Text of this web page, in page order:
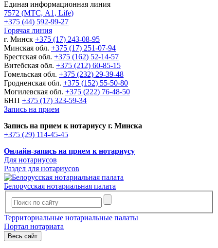
Единая информационная линия
7572 (МТС, A1, Life)
+375 (44) 592-99-27
Горячая линия
г. Минск +375 (17) 243-08-95
Минская обл. +375 (17) 251-07-94
Брестская обл. +375 (162) 52-14-57
Витебская обл. +375 (212) 60-85-15
Гомельская обл. +375 (232) 29-39-48
Гродненская обл. +375 (152) 55-50-80
Могилевская обл. +375 (222) 76-48-50
БНП +375 (17) 323-59-34
Запись на прием
Запись на прием к нотариусу г. Минска
+375 (29) 114-45-45
Онлайн-запись на прием к нотариусу
Для нотариусов
Раздел для нотариусов
Белорусская нотариальная палата
Территориальные нотариальные палаты
Портал нотариата
Весь сайт